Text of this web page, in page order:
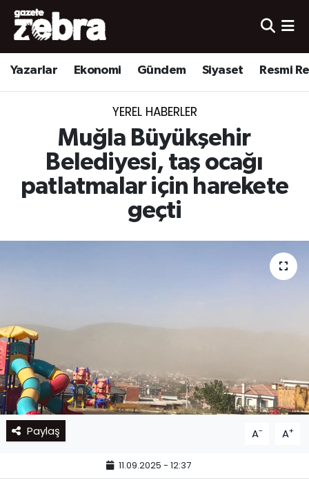
Yazarlar Ekonomi Gündem Siyaset Resmi
YEREL HABERLER
Muğla Büyükşehir
Belediyesi, taş ocağı
patlatmalar için harekete
geçti
Paylaş A- A+
11.09.2025 - 12:37
Yazarlar
Ekonomi
Yerel
Spor
Nöbetçi Eczaneler
Hava Durumu
Süper Lig Puan Durumu ve Fikstür
Tüm Manşetler